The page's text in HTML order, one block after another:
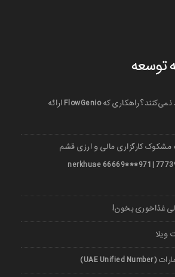
توسعه
چرا بیشتر تریدرها رشد نمی‌کنند؟ راهکاری که FlowGenio ارائه
کارگزاری مالی و ارزی قشم
501036018 | 971***77739 | 971***66669 nerkhuae
غذاخوری بخون!
ویلا